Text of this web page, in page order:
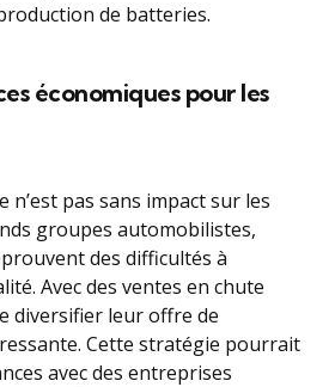
de batteries.
économiques pour les
n’est pas sans impact sur les
groupes automobilistes,
des difficultés à
Avec des ventes en chute
diversifier leur offre de
Cette stratégie pourrait
avec des entreprises